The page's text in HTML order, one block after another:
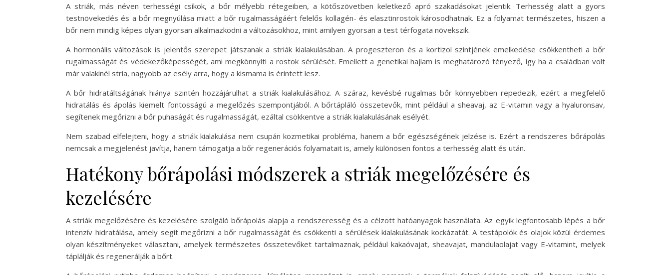
A striák, más néven terhességi csíkok, a bőr mélyebb rétegeiben, a kötőszövetben keletkező apró szakadásokat jelentik. Terhesség alatt a gyors
testnövekedés és a bőr megnyúlása miatt a bőr rugalmasságáért felelős kollagén- és elasztinrostok károsodhatnak. Ez a folyamat természetes, hiszen a
bőr nem mindig képes olyan gyorsan alkalmazkodni a változásokhoz, mint amilyen gyorsan a test térfogata növekszik.
A hormonális változások is jelentős szerepet játszanak a striák kialakulásában. A progeszteron és a kortizol szintjének emelkedése csökkentheti a bőr
rugalmasságát és védekezőképességét, ami megkönnyíti a rostok sérülését. Emellett a genetikai hajlam is meghatározó tényező, így ha a családban volt
már valakinél stria, nagyobb az esély arra, hogy a kismama is érintett lesz.
A bőr hidratáltságának hiánya szintén hozzájárulhat a striák kialakulásához. A száraz, kevésbé rugalmas bőr könnyebben repedezik, ezért a megfelelő
hidratálás és ápolás kiemelt fontosságú a megelőzés szempontjából. A bőrtápláló összetevők, mint például a sheavaj, az E-vitamin vagy a hyaluronsav,
segítenek megőrizni a bőr puhaságát és rugalmasságát, ezáltal csökkentve a striák kialakulásának esélyét.
Nem szabad elfelejteni, hogy a striák kialakulása nem csupán kozmetikai probléma, hanem a bőr egészségének jelzése is. Ezért a rendszeres bőrápolás
nemcsak a megjelenést javítja, hanem támogatja a bőr regenerációs folyamatait is, amely különösen fontos a terhesség alatt és után.
Hatékony bőrápolási módszerek a striák megelőzésére és
kezelésére
A striák megelőzésére és kezelésére szolgáló bőrápolás alapja a rendszeresség és a célzott hatóanyagok használata. Az egyik legfontosabb lépés a bőr
intenzív hidratálása, amely segít megőrizni a bőr rugalmasságát és csökkenti a sérülések kialakulásának kockázatát. A testápolók és olajok közül érdemes
olyan készítményeket választani, amelyek természetes összetevőket tartalmaznak, például kakaóvajat, sheavajat, mandulaolajat vagy E-vitamint, melyek
táplálják és regenerálják a bőrt.